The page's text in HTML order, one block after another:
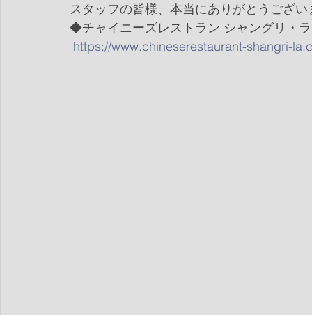
スタッフの皆様、本当にありがとうござい
◆チャイニーズレストラン シャングリ・
https://www.chineserestaurant-shangri-